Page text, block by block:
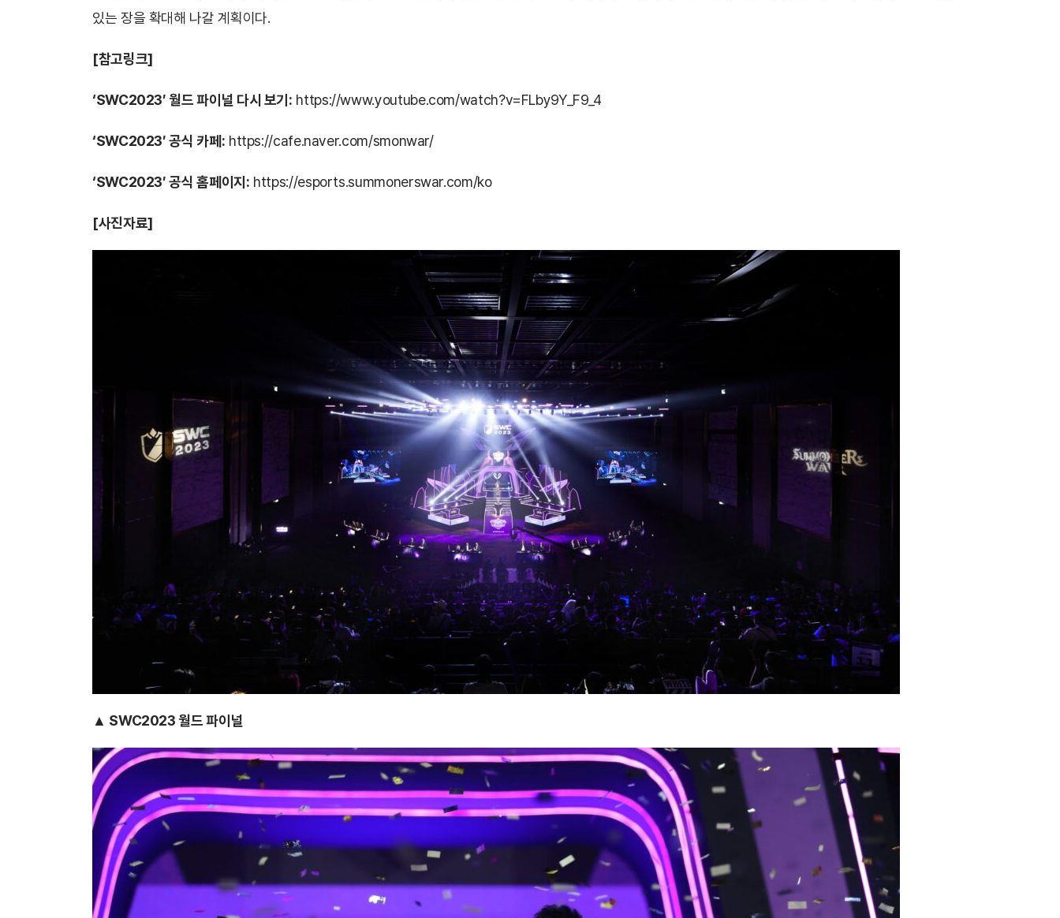
있는 장을 확대해 나갈 계획이다.
[참고링크]
‘SWC2023′ 월드 파이널 다시 보기: https://www.youtube.com/watch?v=FLby9Y_F9_4
‘SWC2023′ 공식 카페: https://cafe.naver.com/smonwar/
‘SWC2023′ 공식 홈페이지: https://esports.summonerswar.com/ko
[사진자료]
▲ SWC2023 월드 파이널